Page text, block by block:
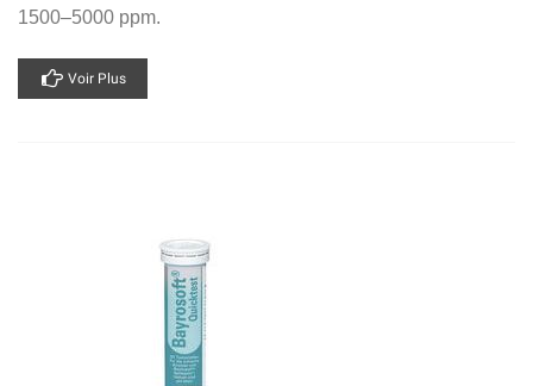
1500–5000 ppm.
Voir Plus